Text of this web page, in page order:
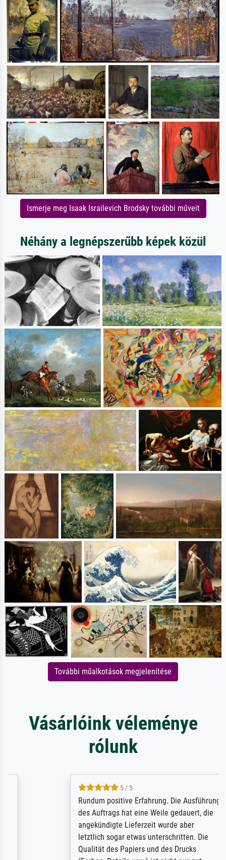
Ismerje meg Isaak Israilevich Brodsky további műveit
Néhány a legnépszerűbb képek közül
További műalkotások megjelenítése
Vásárlóink véleménye
rólunk
5 / 5
Rundum positive Erfahrung. Die Ausführung
des Auftrags hat eine Weile gedauert, die
angekündigte Lieferzeit wurde aber
letztlich sogar etwas unterschritten. Die
Qualität des Papiers und des Drucks